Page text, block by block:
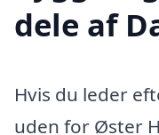
dele af
Hvis du leder
uden for Øster